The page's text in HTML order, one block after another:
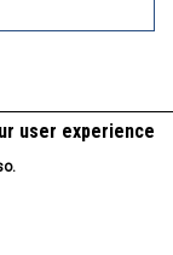
Policy
user experience